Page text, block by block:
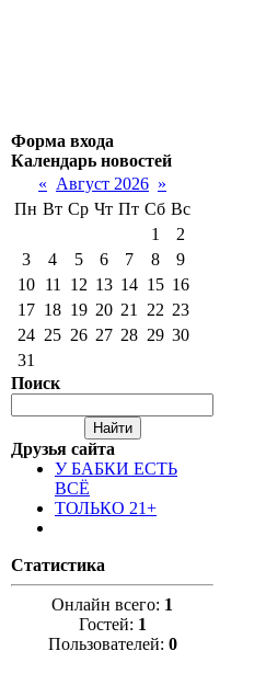
Форма входа
Календарь новостей
« Август 2026 »
Пн Вт Ср Чт Пт Сб Вс
1
2
3
4 5 6 7 8
9
10
11 12 13 14 15 16
17 18 19 20 21 22 23
24 25 26 27 28 29 30
31
Поиск
Друзья сайта
У БАБКИ ЕСТЬ
ВСЁ
ТОЛЬКО 21+
Статистика
Онлайн всего: 1
Гостей: 1
Пользователей: 0